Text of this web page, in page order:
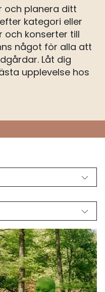
och planera ditt
kategori eller
och konserter till
något för alla att
Låt dig
upplevelse hos